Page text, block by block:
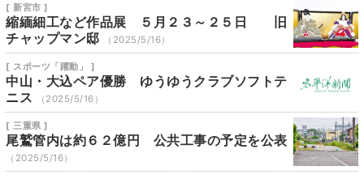
[ 新宮市 ]
縮緬細工など作品展 ５月２３～２５日 旧
チャップマン邸
（2025/5/16）
[ スポーツ「躍動」 ]
中山・大込ペア優勝 ゆうゆうクラブソフトテ
ニス
（2025/5/16）
[ 三重県 ]
尾鷲管内は約６２億円 公共工事の予定を公表
（2025/5/16）